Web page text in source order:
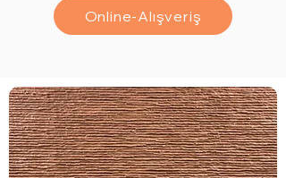
Online-Alışveriş